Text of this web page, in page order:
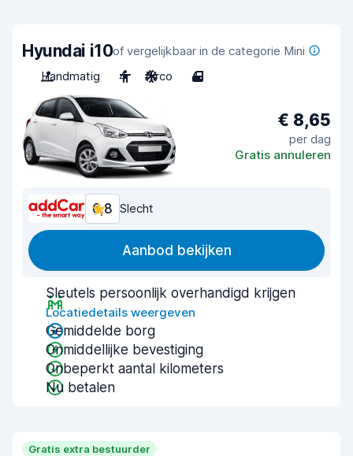
Hyundai i10of vergelijkbaar in de categorie Mini
Handmatig
4 Airco 4
€ 8,65
per dag
Gratis annuleren
6,8 Slecht
Aanbod bekijken
Sleutels persoonlijk overhandigd krijgen
Locatiedetails weergeven
Gemiddelde borg
Onmiddellijke bevestiging
Onbeperkt aantal kilometers
Nu betalen
Gratis extra bestuurder